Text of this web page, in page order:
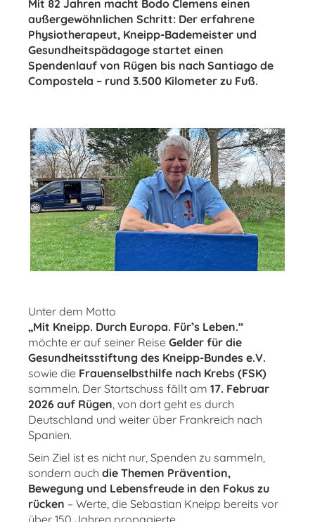
Mit 82 Jahren macht Bodo Clemens einen
außergewöhnlichen Schritt: Der erfahrene
Physiotherapeut, Kneipp-Bademeister und
Gesundheitspädagoge startet einen
Spendenlauf von Rügen bis nach Santiago de
Compostela – rund 3.500 Kilometer zu Fuß.
Unter dem Motto
„Mit Kneipp. Durch Europa. Für’s Leben.“
möchte er auf seiner Reise Gelder für die
Gesundheitsstiftung des Kneipp-Bundes e.V.
sowie die Frauenselbsthilfe nach Krebs (FSK)
sammeln. Der Startschuss fällt am 17. Februar
2026 auf Rügen, von dort geht es durch
Deutschland und weiter über Frankreich nach
Spanien.
Sein Ziel ist es nicht nur, Spenden zu sammeln,
sondern auch die Themen Prävention,
Bewegung und Lebensfreude in den Fokus zu
rücken – Werte, die Sebastian Kneipp bereits vor
über 150 Jahren propagierte.